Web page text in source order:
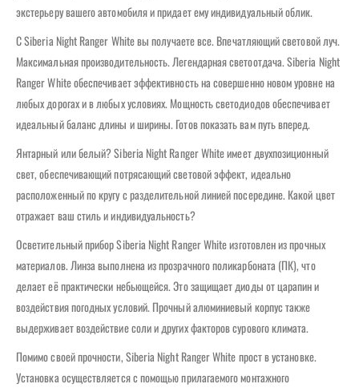
экстерьеру вашего автомобиля и придает ему индивидуальный облик.
С Siberia Night Ranger White вы получаете все. Впечатляющий световой луч.
Максимальная производительность. Легендарная светоотдача. Siberia Night
Ranger White обеспечивает эффективность на совершенно новом уровне на
любых дорогах и в любых условиях. Мощность светодиодов обеспечивает
идеальный баланс длины и ширины. Готов показать вам путь вперед.
Янтарный или белый? Siberia Night Ranger White имеет двухпозиционный
свет, обеспечивающий потрясающий световой эффект, идеально
расположенный по кругу с разделительной линией посередине. Какой цвет
отражает ваш стиль и индивидуальность?
Осветительный прибор Siberia Night Ranger White изготовлен из прочных
материалов. Линза выполнена из прозрачного поликарбоната (ПК), что
делает её практически небьющейся. Это защищает диоды от царапин и
воздействия погодных условий. Прочный алюминиевый корпус также
выдерживает воздействие соли и других факторов сурового климата.
Помимо своей прочности, Siberia Night Ranger White прост в установке.
Установка осуществляется с помощью прилагаемого монтажного